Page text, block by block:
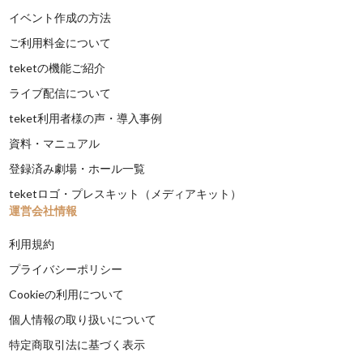
イベント作成の方法
ご利用料金について
teketの機能ご紹介
ライブ配信について
teket利用者様の声・導入事例
資料・マニュアル
登録済み劇場・ホール一覧
teketロゴ・プレスキット（メディアキット）
運営会社情報
利用規約
プライバシーポリシー
Cookieの利用について
個人情報の取り扱いについて
特定商取引法に基づく表示